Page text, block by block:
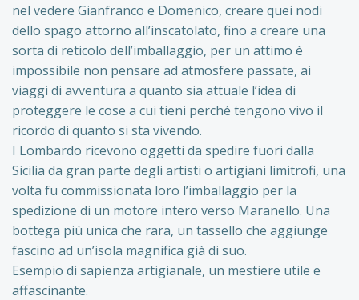
nel vedere Gianfranco e Domenico, creare quei nodi
dello spago attorno all’inscatolato, fino a creare una
sorta di reticolo dell’imballaggio, per un attimo è
impossibile non pensare ad atmosfere passate, ai
viaggi di avventura a quanto sia attuale l’idea di
proteggere le cose a cui tieni perché tengono vivo il
ricordo di quanto si sta vivendo.
I Lombardo ricevono oggetti da spedire fuori dalla
Sicilia da gran parte degli artisti o artigiani limitrofi, una
volta fu commissionata loro l’imballaggio per la
spedizione di un motore intero verso Maranello. Una
bottega più unica che rara, un tassello che aggiunge
fascino ad un’isola magnifica già di suo.
Esempio di sapienza artigianale, un mestiere utile e
affascinante.